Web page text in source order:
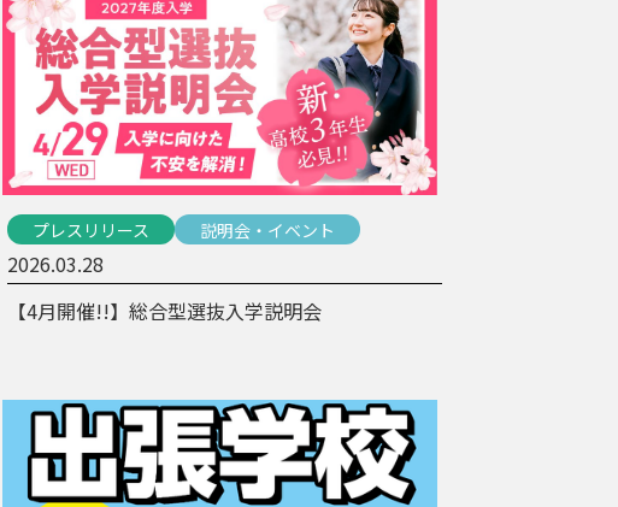
プレスリリース 説明会・イベント
2026.03.28
【4月開催!!】総合型選抜入学説明会